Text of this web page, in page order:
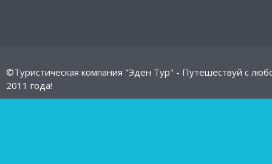
©Туристическая компания "Эден Тур" - Путешествуй с
2011 года!